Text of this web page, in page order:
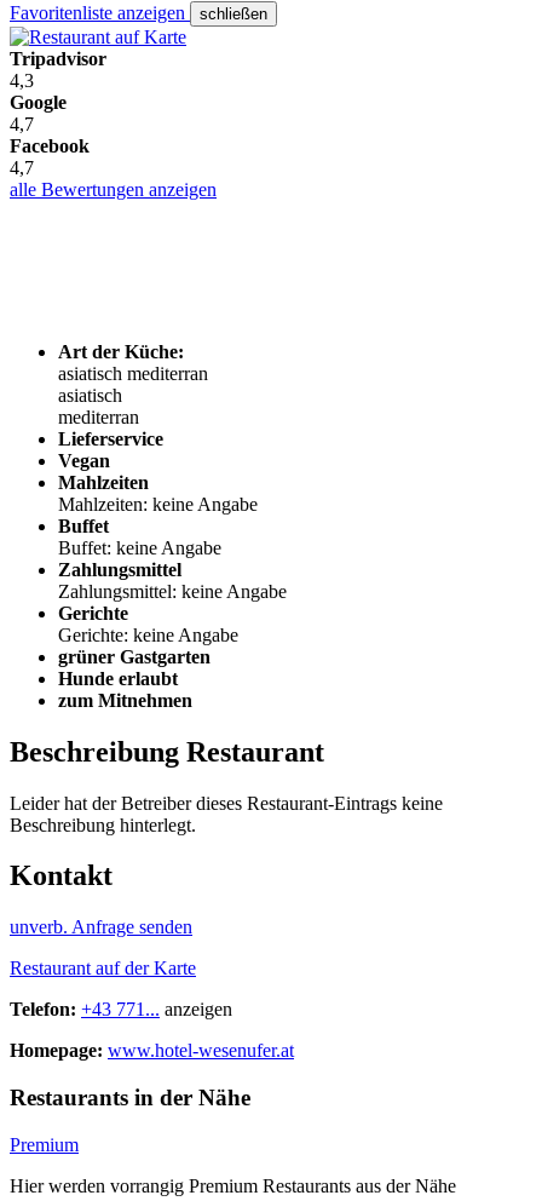
Favoritenliste anzeigen schließen
Tripadvisor
4,3
Google
4,7
Facebook
4,7
alle Bewertungen anzeigen
Art der Küche:
asiatisch mediterran
asiatisch
mediterran
Lieferservice
Vegan
Mahlzeiten
Mahlzeiten: keine Angabe
Buffet
Buffet: keine Angabe
Zahlungsmittel
Zahlungsmittel: keine Angabe
Gerichte
Gerichte: keine Angabe
grüner Gastgarten
Hunde erlaubt
zum Mitnehmen
Beschreibung Restaurant
Leider hat der Betreiber dieses Restaurant-Eintrags keine
Beschreibung hinterlegt.
Kontakt
unverb. Anfrage senden
Restaurant auf der Karte
Telefon: +43 771... anzeigen
Homepage: www.hotel-wesenufer.at
Restaurants in der Nähe
Premium
Hier werden vorrangig Premium Restaurants aus der Nähe